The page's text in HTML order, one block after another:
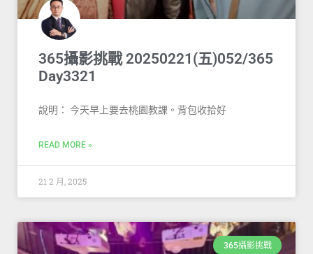
365攝影挑戰 20250221(五)052/365
Day3321
說明： 今天早上要去桃園教課。背包收拾好
READ MORE »
21 2 月, 2025
365攝影挑戰